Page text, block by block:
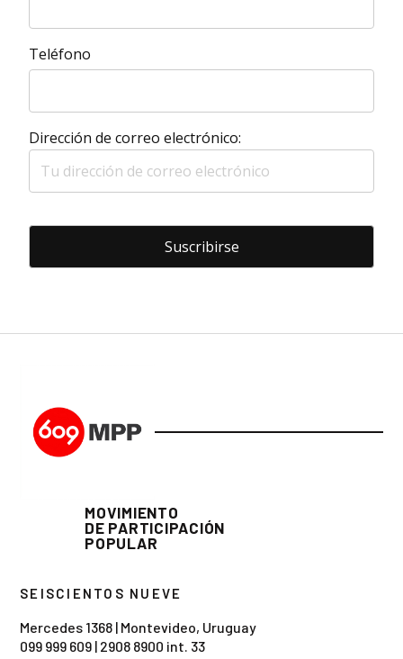
Teléfono
Dirección de correo electrónico:
MOVIMIENTO
DE PARTICIPACIÓN
POPULAR
SEISCIENTOS NUEVE
Mercedes 1368 | Montevideo, Uruguay
099 999 609 | 2908 8900 int. 33